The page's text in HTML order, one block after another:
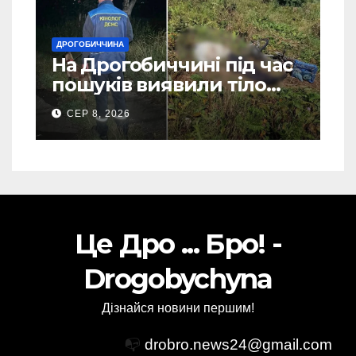
ДРОГОБИЧЧИНА
На Дрогобиччині під час
пошуків виявили тіло
зниклого чоловіка (Фото)
СЕР 8, 2026
Це Дро ... Бро! -
Drogobychyna
Дізнайся новини першим!
📭 drobro.news24@gmail.com